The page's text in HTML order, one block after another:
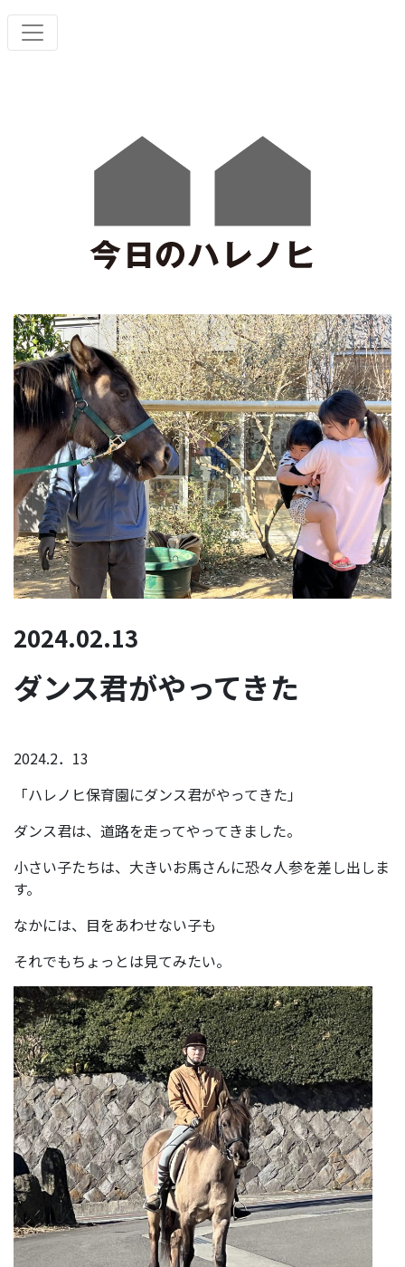
2024.02.13
ダンス君がやってきた
2024.2．13
「ハレノヒ保育園にダンス君がやってきた」
ダンス君は、道路を走ってやってきました。
小さい子たちは、大きいお馬さんに恐々人参を差し出しま
す。
なかには、目をあわせない子も
それでもちょっとは見てみたい。